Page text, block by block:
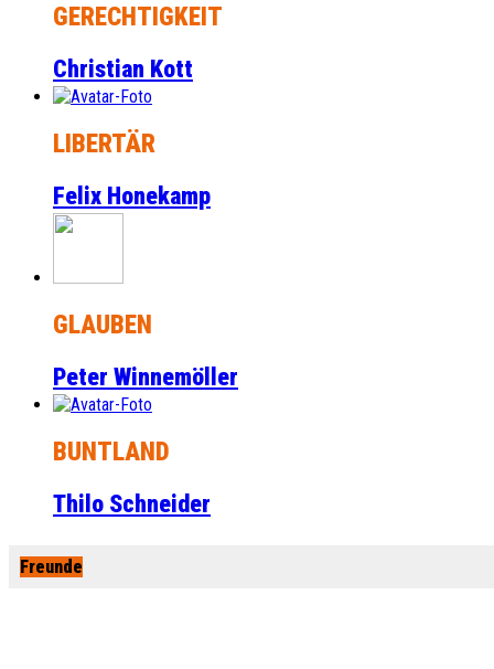
GERECHTIGKEIT
Christian Kott
LIBERTÄR
Felix Honekamp
GLAUBEN
Peter Winnemöller
BUNTLAND
Thilo Schneider
Freunde